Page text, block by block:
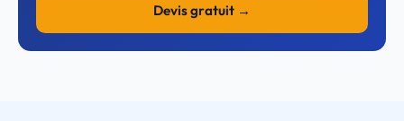
Devis gratuit →